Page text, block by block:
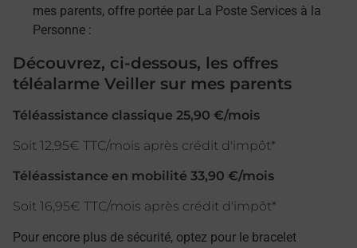
mes parents, offre portée par La Poste Services à la
Personne :
Découvrez, ci-dessous, les offres
téléalarme Veiller sur mes parents
Téléassistance classique 25,90 €/mois
Soit 12,95€ TTC/mois après crédit d'impôt*
Téléassistance en mobilité 33,90 €/mois
Soit 16,95€ TTC/mois après crédit d'impôt*
Pour encore plus de sécurité, optez pour le bracelet